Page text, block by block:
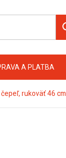
A PLATBA
čepeľ, rukoväť 46 cm